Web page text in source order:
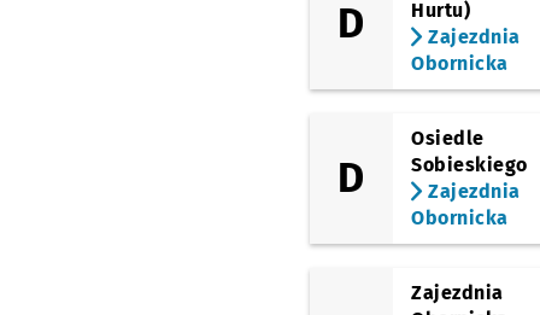
(Żmigrodzka)
Kępińska NŻPrzystanek
(Żmigrodzka)
(Żmigrodzka)
Poświętne
(Obornicka)
Zajezdnia Obornicka
D
Hurtu)
Zajezdnia
Obornicka
D
Osiedle
Sobieskiego
Zajezdnia
Obornicka
Zajezdnia